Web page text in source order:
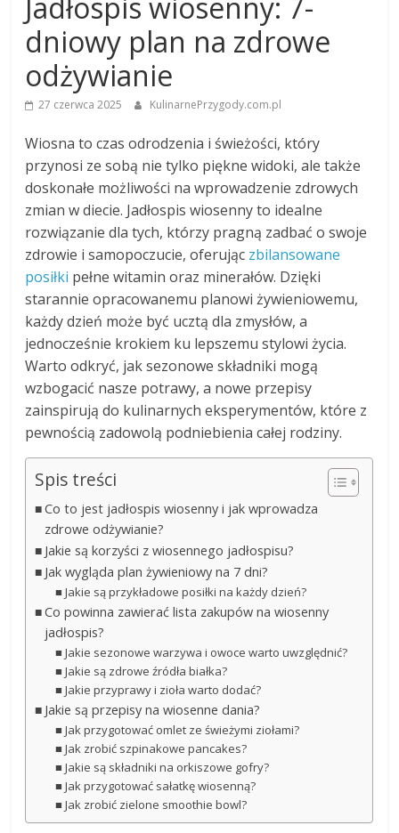
Jadłospis wiosenny: 7-
dniowy plan na zdrowe
odżywianie
27 czerwca 2025 KulinarnePrzygody.com.pl
Wiosna to czas odrodzenia i świeżości, który
przynosi ze sobą nie tylko piękne widoki, ale także
doskonałe możliwości na wprowadzenie zdrowych
zmian w diecie. Jadłospis wiosenny to idealne
rozwiązanie dla tych, którzy pragną zadbać o swoje
zdrowie i samopoczucie, oferując zbilansowane
posiłki pełne witamin oraz minerałów. Dzięki
starannie opracowanemu planowi żywieniowemu,
każdy dzień może być ucztą dla zmysłów, a
jednocześnie krokiem ku lepszemu stylowi życia.
Warto odkryć, jak sezonowe składniki mogą
wzbogacić nasze potrawy, a nowe przepisy
zainspirują do kulinarnych eksperymentów, które z
pewnością zadowolą podniebienia całej rodziny.
Spis treści
Co to jest jadłospis wiosenny i jak wprowadza
zdrowe odżywianie?
Jakie są korzyści z wiosennego jadłospisu?
Jak wygląda plan żywieniowy na 7 dni?
Jakie są przykładowe posiłki na każdy dzień?
Co powinna zawierać lista zakupów na wiosenny
jadłospis?
Jakie sezonowe warzywa i owoce warto uwzględnić?
Jakie są zdrowe źródła białka?
Jakie przyprawy i zioła warto dodać?
Jakie są przepisy na wiosenne dania?
Jak przygotować omlet ze świeżymi ziołami?
Jak zrobić szpinakowe pancakes?
Jakie są składniki na orkiszowe gofry?
Jak przygotować sałatkę wiosenną?
Jak zrobić zielone smoothie bowl?